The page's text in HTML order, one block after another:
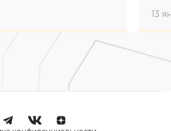
«Родина») и
«ЯМЗ»).
13